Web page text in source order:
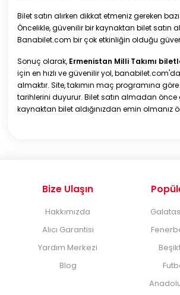
Bilet satın alırken dikkat etmeniz gereken
Öncelikle, güvenilir bir kaynaktan bilet satın
Banabilet.com bir çok etkinliğin olduğu
Sonuç olarak, Ermenistan Milli Takımı
için en hızlı ve güvenilir yol,
almaktır. Site, takımın maç programına
tarihlerini duyurur. Bilet satın almadan önce
kaynaktan bilet aldığınızdan emin olmanız
Bize Ulaşın
Hakkımızda
Alıcı Garantisi
Yardım Merkezi
Blog